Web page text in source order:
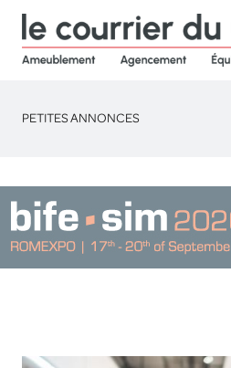
PETITES ANNONCES